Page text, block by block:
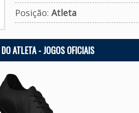
Posição: Atleta
ATLETA - JOGOS OFICIAIS